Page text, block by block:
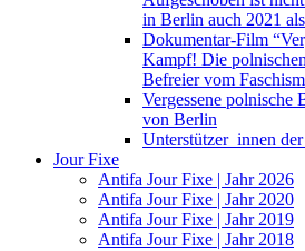
in Berlin auch 2021
Dokumentar-Film
Kampf! Die
Befreier vom
Vergessene polnische
von Berlin
Unterstützer_innen
Jour Fixe
Antifa Jour Fixe | Jahr 2026
Antifa Jour Fixe | Jahr 2020
Antifa Jour Fixe | Jahr 2019
Antifa Jour Fixe | Jahr 2018